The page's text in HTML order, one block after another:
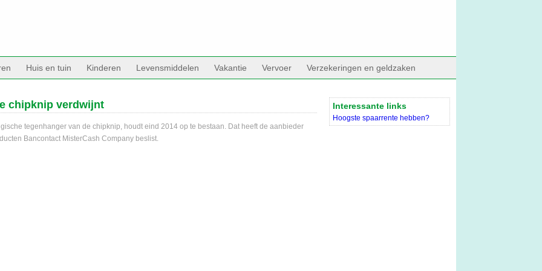
Huis en tuin Kinderen Levensmiddelen Vakantie Vervoer Verzekeringen en geldzaken
chipknip verdwijnt
tegenhanger van de chipknip, houdt eind 2014 op te bestaan. Dat heeft de aanbieder
Bancontact MisterCash Company beslist.
Interessante links
Hoogste spaarrente hebben?